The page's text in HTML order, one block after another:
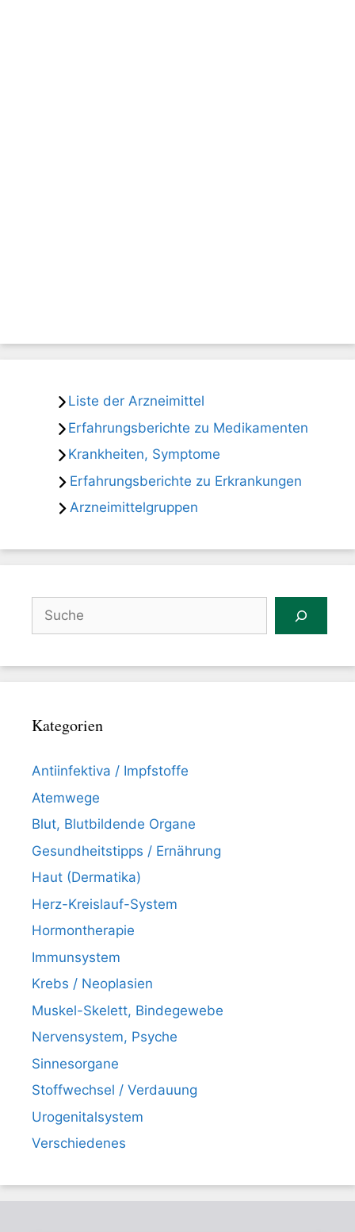
Liste der Arzneimittel
Erfahrungsberichte zu Medikamenten
Krankheiten, Symptome
Erfahrungsberichte zu Erkrankungen
Arzneimittelgruppen
Suchen
Kategorien
Antiinfektiva / Impfstoffe
Atemwege
Blut, Blutbildende Organe
Gesundheitstipps / Ernährung
Haut (Dermatika)
Herz-Kreislauf-System
Hormontherapie
Immunsystem
Krebs / Neoplasien
Muskel-Skelett, Bindegewebe
Nervensystem, Psyche
Sinnesorgane
Stoffwechsel / Verdauung
Urogenitalsystem
Verschiedenes